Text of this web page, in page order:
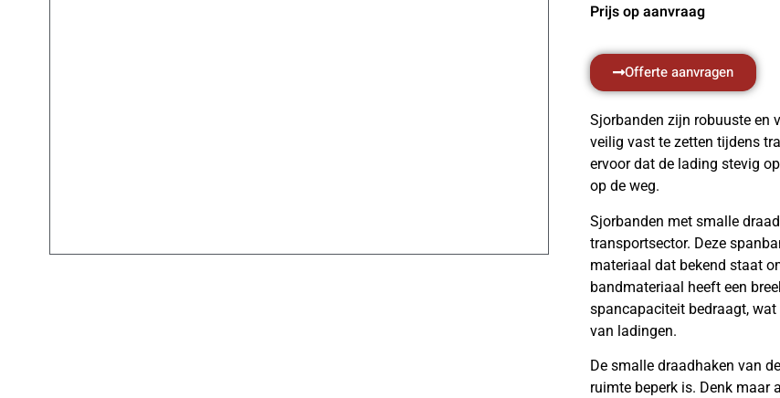
Prijs op aanvraag
Offerte aanvragen
Sjorbanden zijn robuuste en
veilig vast te zetten tijdens
ervoor dat de lading stevig
op de weg.
Sjorbanden met smalle
transportsector. Deze
materiaal dat bekend staat
bandmateriaal heeft een
spancapaciteit bedraagt,
van ladingen.
De smalle draadhaken van
ruimte beperk is. Denk maar